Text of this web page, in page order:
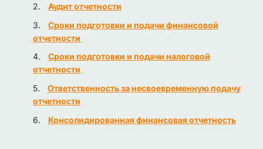
Аудит отчетности
Сроки подготовки и подачи финансовой
отчетности
Сроки подготовки и подачи налоговой
отчетности
Ответственность за несвоевременную подачу
отчетности
Консолидированная финансовая отчетность